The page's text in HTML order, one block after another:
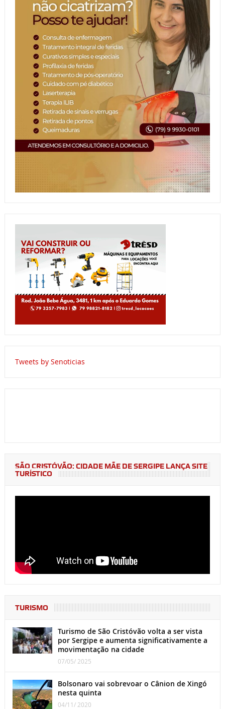
Tweets by Senoticias
SÃO CRISTÓVÃO: CIDADE MÃE DE SERGIPE LANÇA SITE
TURÍSTICO
TURISMO
Turismo de São Cristóvão volta a ser vista
por Sergipe e aumenta significativamente a
movimentação na cidade
07/05/ 2025
Bolsonaro vai sobrevoar o Cânion de Xingó
nesta quinta
04/11/ 2020